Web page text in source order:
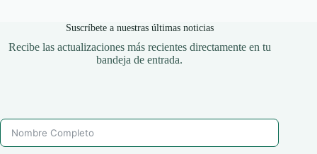
Suscríbete a nuestras últimas noticias
Recibe las actualizaciones más recientes directamente en tu
bandeja de entrada.